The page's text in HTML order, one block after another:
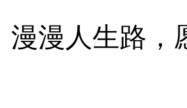
漫漫人生路